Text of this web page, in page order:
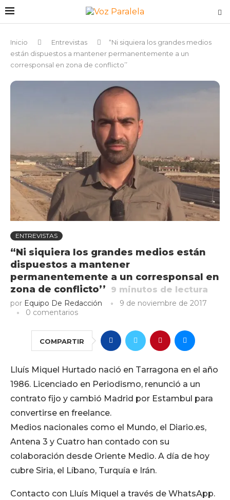
Inicio Entrevistas
“Ni siquiera los grandes medios
están dispuestos a mantener permanentemente a un
corresponsal en zona de conflicto’’
ENTREVISTAS
“Ni siquiera los grandes medios están
dispuestos a mantener
permanentemente a un corresponsal en
zona de conflicto’’
9 minutos de lectura
por Equipo De Redacción
9 de noviembre de 2017
0 comentarios
COMPARTIR
Lluís Miquel Hurtado nació en Tarragona en el año
1986. Licenciado en Periodismo, renunció a un
contrato fijo y cambió Madrid por Estambul para
convertirse en freelance.
Medios nacionales como el Mundo, el Diario.es,
Antena 3 y Cuatro han contado con su
colaboración desde Oriente Medio. A día de hoy
cubre Siria, el Líbano, Turquía e Irán.
Contacto con Lluís Miquel a través de WhatsApp.